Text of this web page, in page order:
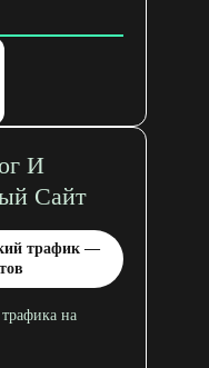
И
Сайт
трафик —
на